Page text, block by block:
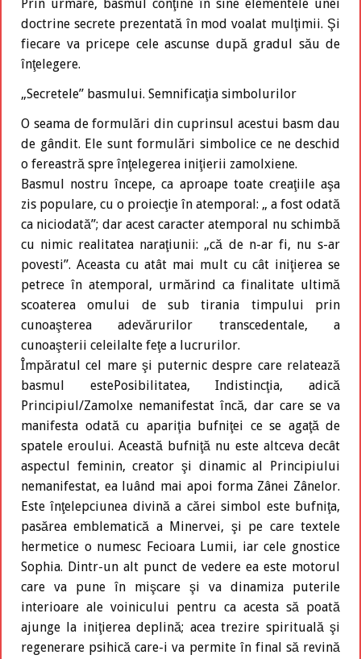
Prin urmare, basmul conţine în sine elementele unei
doctrine secrete prezentată în mod voalat mulţimii. Şi
fiecare va pricepe cele ascunse după gradul său de
înţelegere.
„Secretele” basmului. Semnificaţia simbolurilor
O seama de formulări din cuprinsul acestui basm dau
de gândit. Ele sunt formulări simbolice ce ne deschid
o fereastră spre înţelegerea iniţierii zamolxiene.
Basmul nostru începe, ca aproape toate creaţiile aşa
zis populare, cu o proiecţie în atemporal: „ a fost odată
ca niciodată”; dar acest caracter atemporal nu schimbă
cu nimic realitatea naraţiunii: „că de n-ar fi, nu s-ar
povesti”. Aceasta cu atât mai mult cu cât iniţierea se
petrece în atemporal, urmărind ca finalitate ultimă
scoaterea omului de sub tirania timpului prin
cunoaşterea adevărurilor transcedentale, a
cunoaşterii celeilalte feţe a lucrurilor.
Împăratul cel mare şi puternic despre care relatează
basmul estePosibilitatea, Indistincţia, adică
Principiul/Zamolxe nemanifestat încă, dar care se va
manifesta odată cu apariţia bufniţei ce se agaţă de
spatele eroului. Această bufniţă nu este altceva decât
aspectul feminin, creator şi dinamic al Principiului
nemanifestat, ea luând mai apoi forma Zânei Zânelor.
Este înţelepciunea divină a cărei simbol este bufniţa,
pasărea emblematică a Minervei, şi pe care textele
hermetice o numesc Fecioara Lumii, iar cele gnostice
Sophia. Dintr-un alt punct de vedere ea este motorul
care va pune în mişcare şi va dinamiza puterile
interioare ale voinicului pentru ca acesta să poată
ajunge la iniţierea deplină; acea trezire spirituală şi
regenerare psihică care-i va permite în final să revină